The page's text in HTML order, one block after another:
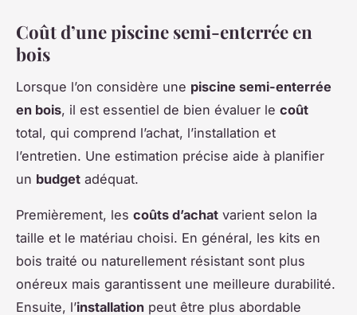
Coût d’une piscine semi-enterrée en
bois
Lorsque l’on considère une piscine semi-enterrée
en bois, il est essentiel de bien évaluer le coût
total, qui comprend l’achat, l’installation et
l’entretien. Une estimation précise aide à planifier
un budget adéquat.
Premièrement, les coûts d’achat varient selon la
taille et le matériau choisi. En général, les kits en
bois traité ou naturellement résistant sont plus
onéreux mais garantissent une meilleure durabilité.
Ensuite, l’installation peut être plus abordable